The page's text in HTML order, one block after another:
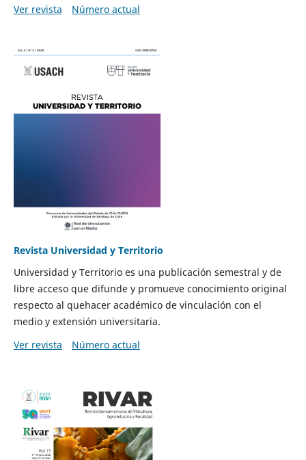
Ver revista
Número actual
Revista Universidad y Territorio
Universidad y Territorio es una publicación semestral y de
libre acceso que difunde y promueve conocimiento original
respecto al quehacer académico de vinculación con el
medio y extensión universitaria.
Ver revista
Número actual